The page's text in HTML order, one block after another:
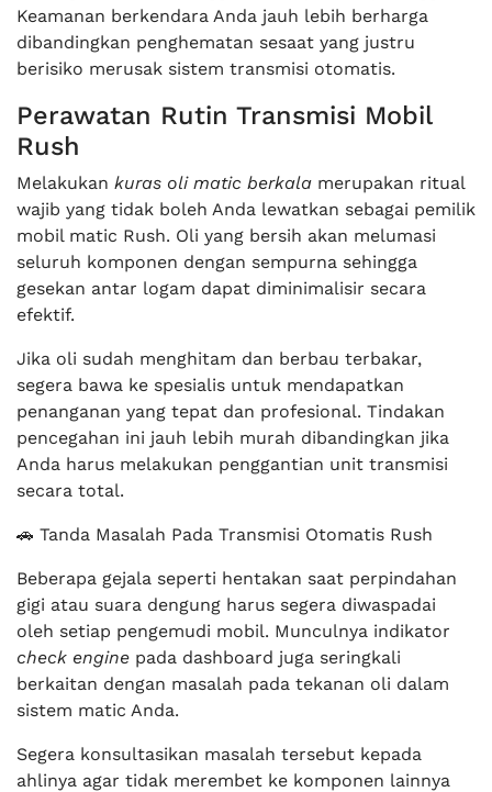
Keamanan berkendara Anda jauh lebih berharga
dibandingkan penghematan sesaat yang justru
berisiko merusak sistem transmisi otomatis.
Perawatan Rutin Transmisi Mobil
Rush
Melakukan kuras oli matic berkala merupakan ritual
wajib yang tidak boleh Anda lewatkan sebagai pemilik
mobil matic Rush. Oli yang bersih akan melumasi
seluruh komponen dengan sempurna sehingga
gesekan antar logam dapat diminimalisir secara
efektif.
Jika oli sudah menghitam dan berbau terbakar,
segera bawa ke spesialis untuk mendapatkan
penanganan yang tepat dan profesional. Tindakan
pencegahan ini jauh lebih murah dibandingkan jika
Anda harus melakukan penggantian unit transmisi
secara total.
🚗 Tanda Masalah Pada Transmisi Otomatis Rush
Beberapa gejala seperti hentakan saat perpindahan
gigi atau suara dengung harus segera diwaspadai
oleh setiap pengemudi mobil. Munculnya indikator
check engine pada dashboard juga seringkali
berkaitan dengan masalah pada tekanan oli dalam
sistem matic Anda.
Segera konsultasikan masalah tersebut kepada
ahlinya agar tidak merembet ke komponen lainnya